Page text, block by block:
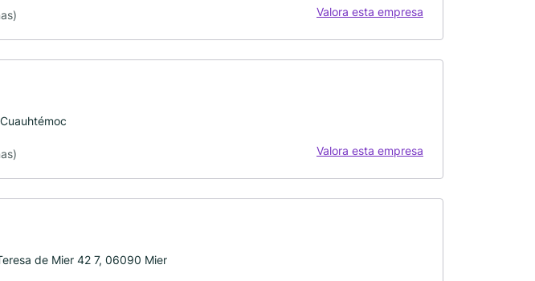
Valora esta empresa
Valora esta empresa
de Mier 42 7, 06090 Mier